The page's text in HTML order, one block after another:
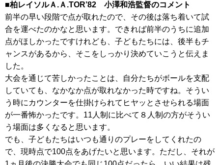
■柏レイソルＡ.Ａ.TOR’82 小澤和浩監督のコメント
前半の早い段階で点が取れたので、その後は落ち着いて試
合を運べたのかなと思います。できれば前半のうちに追加
点がほしかったですけれども、子どもたちには、後半もチ
ャンスがあるから、そこをしっかり決めていこうと伝えま
した。
大会を通じて苦しかったことは、自分たちがボールを支配
していても、なかなか点が取れなかった時ですね。そうい
う時にカウンターを仕掛けられてヒヤッとさせられる場面
が一番怖かったです。11人制に比べて８人制の方がそうい
う場面は多くなると思います。
でも、子どもたちはいつも通りのプレーをしてくれたの
で、現時点で100点をあげたいと思います。ただし、それが